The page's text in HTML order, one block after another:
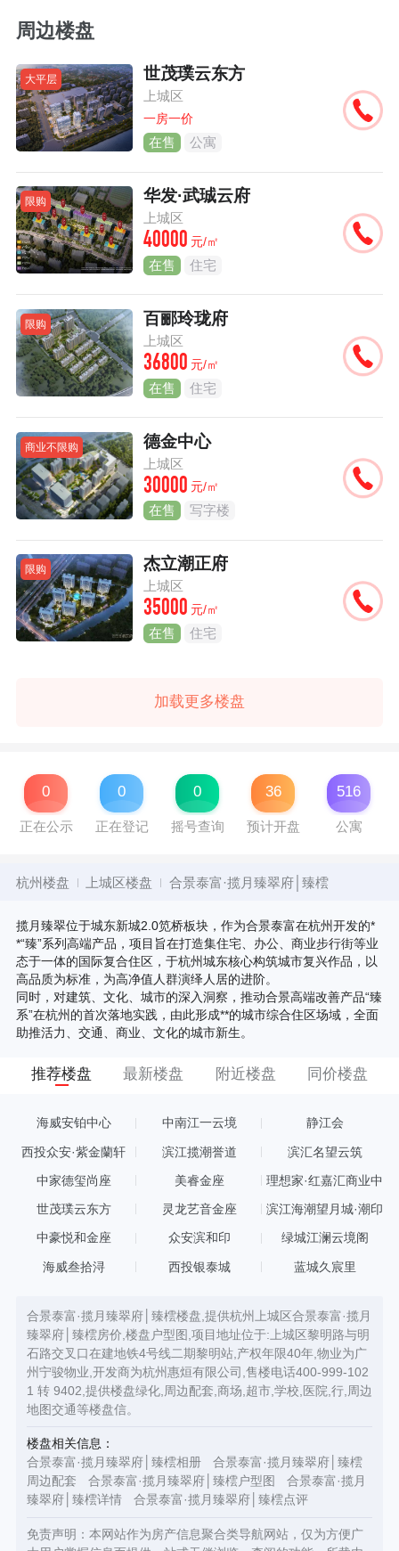
周边楼盘
大平层 世茂璞云东方
上城区
一房一价
在售 公寓
限购 华发·武珹云府
上城区
40000 元/㎡
在售 住宅
限购 百郦玲珑府
上城区
36800 元/㎡
在售 住宅
商业不限购 德金中心
上城区
30000 元/㎡
在售 写字楼
限购 杰立潮正府
上城区
35000 元/㎡
在售 住宅
加载更多楼盘
0
正在公示
0
正在登记
0
摇号查询
36
预计开盘
516
公寓
杭州楼盘 上城区楼盘 合景泰富·揽月臻翠府│臻橒
揽月臻翠位于城东新城2.0笕桥板块，作为合景泰富在杭州开发的*
*“臻”系列高端产品，项目旨在打造集住宅、办公、商业步行街等业
态于一体的国际复合住区，于杭州城东核心构筑城市复兴作品，以
高品质为标准，为高净值人群演绎人居的进阶。
同时，对建筑、文化、城市的深入洞察，推动合景高端改善产品“臻
系”在杭州的首次落地实践，由此形成**的城市综合住区场域，全面
助推活力、交通、商业、文化的城市新生。
推荐楼盘 最新楼盘 附近楼盘 同价楼盘
海威安铂中心 中南江一云境 静江会
西投众安·紫金蘭轩 滨江揽潮誉道 滨汇名望云筑
中家德玺尚座 美睿金座
理想家·红嘉汇商业中
世茂璞云东方 灵龙艺音金座 滨江海潮望月城·潮印
中豪悦和金座 众安滨和印 绿城江澜云境阁
海威叁拾浔 西投银泰城 蓝城久宸里
合景泰富·揽月臻翠府│臻橒楼盘,提供杭州上城区合景泰富·揽月
臻翠府│臻橒房价,楼盘户型图,项目地址位于:上城区黎明路与明
石路交叉口在建地铁4号线二期黎明站,产权年限40年,物业为广
州宁骏物业,开发商为杭州惠烜有限公司,售楼电话400-999-102
1 转 9402,提供楼盘绿化,周边配套,商场,超市,学校,医院,行,周边
地图交通等楼盘信。
楼盘相关信息：
合景泰富·揽月臻翠府│臻橒相册
合景泰富·揽月臻翠府│臻橒
周边配套
合景泰富·揽月臻翠府│臻橒户型图
合景泰富·揽月
臻翠府│臻橒详情
合景泰富·揽月臻翠府│臻橒点评
免责声明：本网站作为房产信息聚合类导航网站，仅为方便广